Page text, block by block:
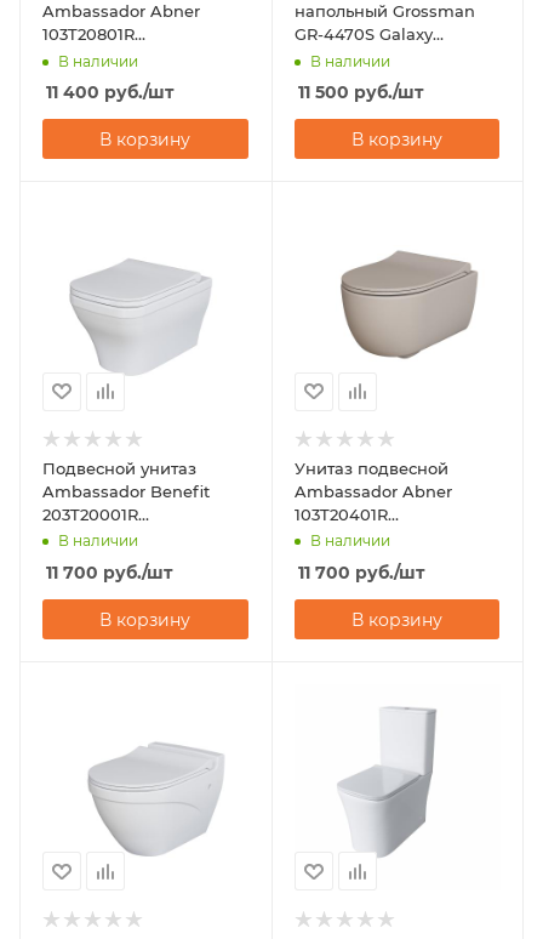
Ambassador Abner
103T20801R
(545х360х330)
горизонтальный выпуск
В наличии
11 400 руб./шт
В корзину
напольный Grossman
GR-4470S Galaxy
(650х360х820) с
микролифтом
В наличии
11 500 руб./шт
В корзину
Подвесной унитаз
Ambassador Benefit
203T20001R
(535х340х360)
горизонтальный выпуск
В наличии
11 700 руб./шт
В корзину
Унитаз подвесной
Ambassador Abner
103T20401R
(545х360х330)
горизонтальный выпуск
В наличии
11 700 руб./шт
В корзину